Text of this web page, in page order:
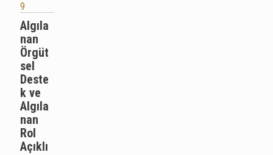
9
Algıla
nan
Örgüt
sel
Deste
k ve
Algıla
nan
Rol
Açıklı